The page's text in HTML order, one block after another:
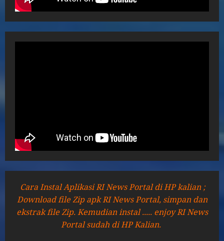
Cara Instal Aplikasi RI News Portal di HP kalian ;
Download file Zip apk RI News Portal, simpan dan
ekstrak file Zip. Kemudian instal ..... enjoy RI News
Portal sudah di HP Kalian.